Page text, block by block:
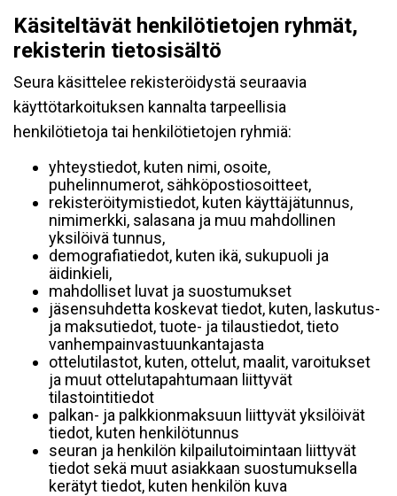
Käsiteltävät henkilötietojen ryhmät,
rekisterin tietosisältö
Seura käsittelee rekisteröidystä seuraavia
käyttötarkoituksen kannalta tarpeellisia
henkilötietoja tai henkilötietojen ryhmiä:
yhteystiedot, kuten nimi, osoite,
puhelinnumerot, sähköpostiosoitteet,
rekisteröitymistiedot, kuten käyttäjätunnus,
nimimerkki, salasana ja muu mahdollinen
yksilöivä tunnus,
demografiatiedot, kuten ikä, sukupuoli ja
äidinkieli,
mahdolliset luvat ja suostumukset
jäsensuhdetta koskevat tiedot, kuten, laskutus-
ja maksutiedot, tuote- ja tilaustiedot, tieto
vanhempainvastuunkantajasta
ottelutilastot, kuten, ottelut, maalit, varoitukset
ja muut ottelutapahtumaan liittyvät
tilastointitiedot
palkan- ja palkkionmaksuun liittyvät yksilöivät
tiedot, kuten henkilötunnus
seuran ja henkilön kilpailutoimintaan liittyvät
tiedot sekä muut asiakkaan suostumuksella
kerätyt tiedot, kuten henkilön kuva